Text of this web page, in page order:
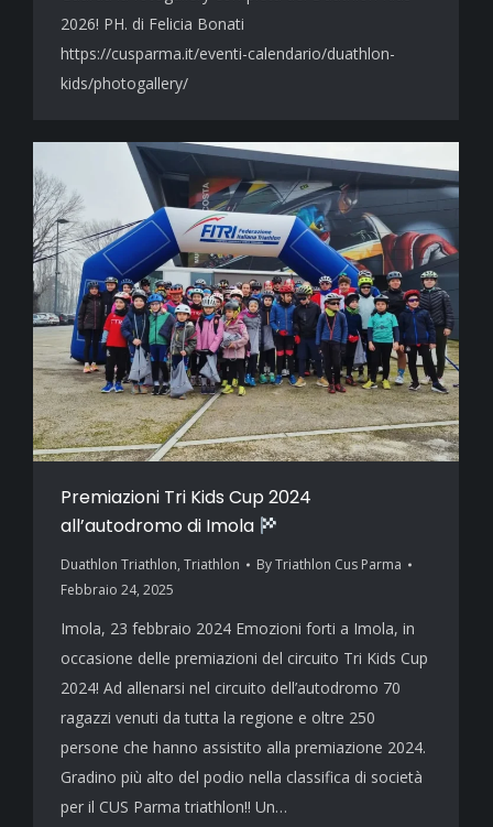
2026! PH. di Felicia Bonati
https://cusparma.it/eventi-calendario/duathlon-
kids/photogallery/
Premiazioni Tri Kids Cup 2024
all’autodromo di Imola
Duathlon Triathlon, Triathlon ByTriathlon Cus Parma
Febbraio 24, 2025
Imola, 23 febbraio 2024 Emozioni forti a Imola, in
occasione delle premiazioni del circuito Tri Kids Cup
2024! Ad allenarsi nel circuito dell’autodromo 70
ragazzi venuti da tutta la regione e oltre 250
persone che hanno assistito alla premiazione 2024.
Gradino più alto del podio nella classifica di società
per il CUS Parma triathlon!! Un…